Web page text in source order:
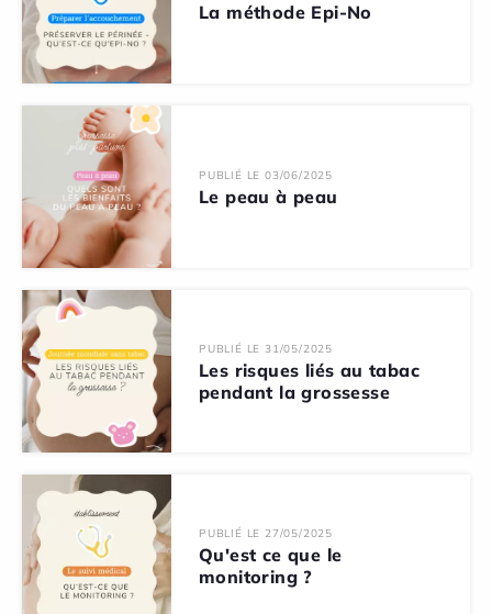
La méthode Epi-No
PUBLIÉ LE 03/06/2025
Le peau à peau
PUBLIÉ LE 31/05/2025
Les risques liés au tabac
pendant la grossesse
PUBLIÉ LE 27/05/2025
Qu'est ce que le
monitoring ?